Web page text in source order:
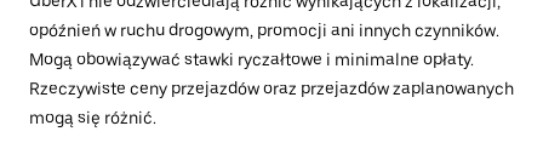
opóźnień w ruchu drogowym, promocji ani innych czynników.
Mogą obowiązywać stawki ryczałtowe i minimalne opłaty.
Rzeczywiste ceny przejazdów oraz przejazdów zaplanowanych
mogą się różnić.